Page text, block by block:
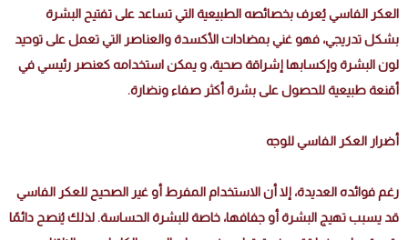
العكر الفاسي يُعرف بخصائصه الطبيعية التي تساعد على تفتيح البشرة
بشكل تدريجي، فهو غني بمضادات الأكسدة والعناصر التي تعمل على توحيد
لون البشرة وإكسابها إشراقة صحية، و يمكن استخدامه كعنصر رئيسي في
أقنعة طبيعية للحصول على بشرة أكثر صفاء ونضارة.
أضرار العكر الفاسي للوجه
رغم فوائده العديدة، إلا أن الاستخدام المفرط أو غير الصحيح للعكر الفاسي
قد يسبب تهيج البشرة أو جفافها، خاصة للبشرة الحساسة. لذلك يُنصح دائمًا